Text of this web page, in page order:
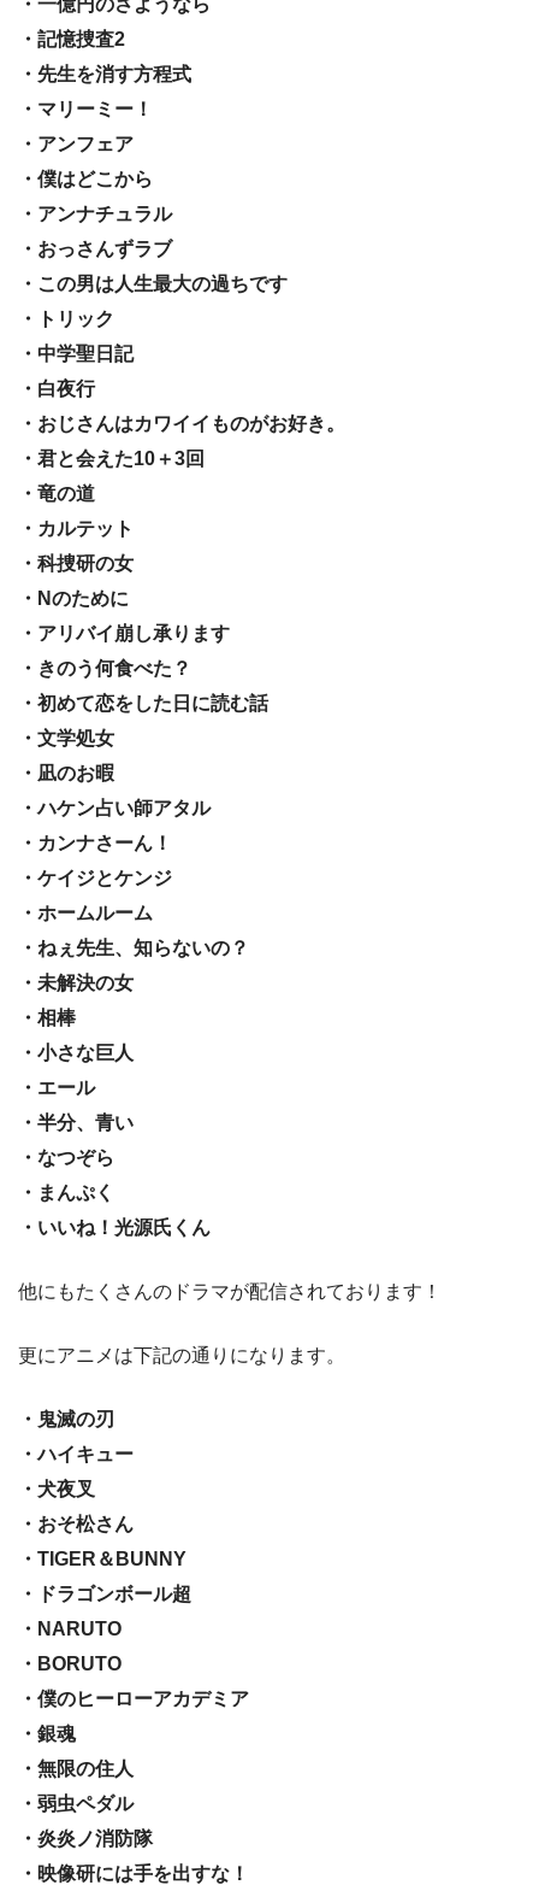
・記憶捜査2
・先生を消す方程式
・マリーミー！
・アンフェア
・僕はどこから
・アンナチュラル
・おっさんずラブ
・この男は人生最大の過ちです
・トリック
・中学聖日記
・白夜行
・おじさんはカワイイものがお好き。
・君と会えた10＋3回
・竜の道
・カルテット
・科捜研の女
・Nのために
・アリバイ崩し承ります
・きのう何食べた？
・初めて恋をした日に読む話
・文学処女
・凪のお暇
・ハケン占い師アタル
・カンナさーん！
・ケイジとケンジ
・ホームルーム
・ねぇ先生、知らないの？
・未解決の女
・相棒
・小さな巨人
・エール
・半分、青い
・なつぞら
・まんぷく
・いいね！光源氏くん
他にもたくさんのドラマが配信されております！
更にアニメは下記の通りになります。
・鬼滅の刃
・ハイキュー
・犬夜叉
・おそ松さん
・TIGER＆BUNNY
・ドラゴンボール超
・NARUTO
・BORUTO
・僕のヒーローアカデミア
・銀魂
・無限の住人
・弱虫ペダル
・炎炎ノ消防隊
・映像研には手を出すな！